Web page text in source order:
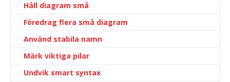
Håll diagram små
Föredrag flera små diagram
Använd stabila namn
Märk viktiga pilar
Undvik smart syntax